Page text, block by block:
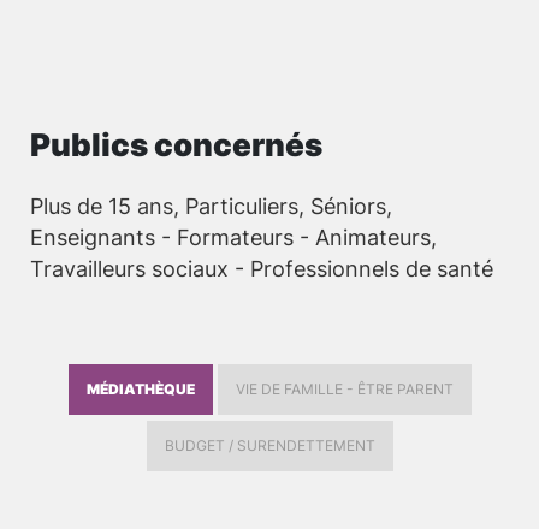
Publics concernés
Plus de 15 ans, Particuliers, Séniors,
Enseignants - Formateurs - Animateurs,
Travailleurs sociaux - Professionnels de santé
MÉDIATHÈQUE VIE DE FAMILLE - ÊTRE PARENT
BUDGET / SURENDETTEMENT